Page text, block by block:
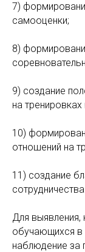
7)
самооценки;
8)
9) создание
на
10)
отношений на
11) создание
Для выявления,
обучающихся в
наблюдение за